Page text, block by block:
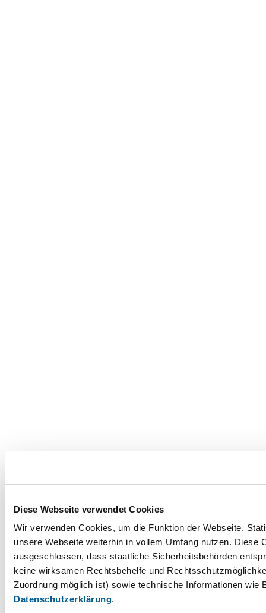
Diese Webseite verwendet Cookies
Wir verwenden Cookies, um die Funktion der Webseite,
unsere Webseite weiterhin in vollem Umfang nutzen.
ausgeschlossen, dass staatliche Sicherheitsbehörden
keine wirksamen Rechtsbehelfe und
Zuordnung möglich ist) sowie technische Informationen wie
Datenschutzerklärung.